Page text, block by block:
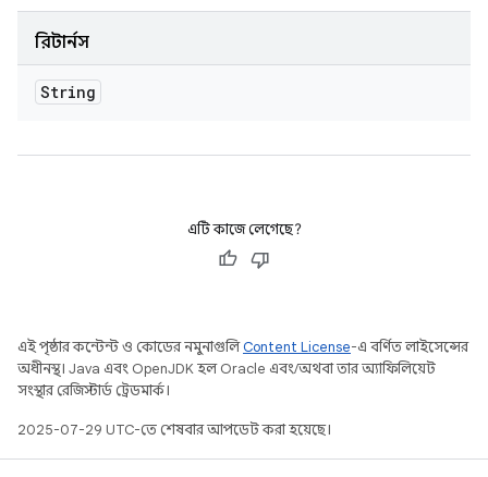
রিটার্নস
String
এটি কাজে লেগেছে?
এই পৃষ্ঠার কন্টেন্ট ও কোডের নমুনাগুলিContent License-এ বর্ণিত লাইসেন্সের
অধীনস্থ। Java এবং OpenJDK হল Oracle এবং/অথবা তার অ্যাফিলিয়েট
সংস্থার রেজিস্টার্ড ট্রেডমার্ক।
2025-07-29 UTC-তে শেষবার আপডেট করা হয়েছে।